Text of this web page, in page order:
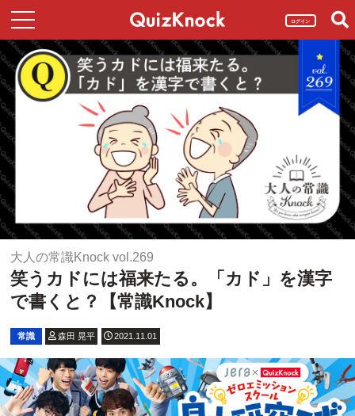
ログイン
大人の常識Knock vol.269
笑うカドには福来たる。「カド」を漢字
で書くと？【常識Knock】
常識 森田 晃平 2021.11.01